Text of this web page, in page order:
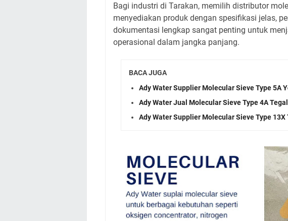
Bagi industri di Tarakan, memilih distributor
menyediakan produk dengan spesifikasi jelas,
dokumentasi lengkap sangat penting untuk
operasional dalam jangka panjang.
BACA JUGA
Ady Water Supplier Molecular Sieve Type 5A
Ady Water Jual Molecular Sieve Type 4A Tegal
Ady Water Supplier Molecular Sieve Type